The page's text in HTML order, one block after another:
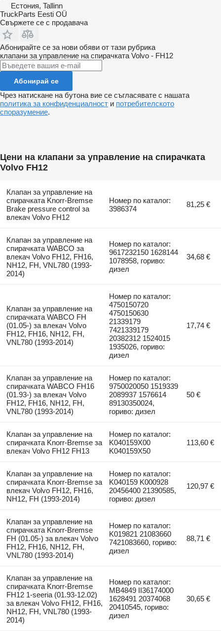
Естония, Tallinn
TruckParts Eesti OÜ
Свържете се с продавача
Абонирайте се за нови обяви от тази рубрика
клапани за управление на спирачката Volvo - FH12
Абонирай се
Чрез натискане на бутона вие се съгласявате с нашата
политика за конфиденциалност и потребителското
споразумение.
Цени на клапани за управление на спирачката
Volvo FH12
Клапан за управление на
спирачката Knorr-Bremse
Brake pressure control за
влекач Volvo FH12
Номер по каталог:
3986374
81,25 €
Клапан за управление на
спирачката WABCO за
влекач Volvo FH12, FH16,
NH12, FH, VNL780 (1993-
2014)
Номер по каталог:
9617232150 1628144
1078958, гориво:
дизел
34,68 €
Клапан за управление на
спирачката WABCO FH
(01.05-) за влекач Volvo
FH12, FH16, NH12, FH,
VNL780 (1993-2014)
Номер по каталог:
4750150720
4750150630
21339179
7421339179
20382312 1524015
1935026, гориво:
дизел
17,74 €
Клапан за управление на
спирачката WABCO FH16
(01.93-) за влекач Volvo
FH12, FH16, NH12, FH,
VNL780 (1993-2014)
Номер по каталог:
9750020050 1519339
2089937 1576614
89130350024,
гориво: дизел
50 €
Клапан за управление на
спирачката Knorr-Bremse за
влекач Volvo FH12 FH13
Номер по каталог:
K040159X00
K040159X50
113,60 €
Клапан за управление на
спирачката Knorr-Bremse за
влекач Volvo FH12, FH16,
NH12, FH (1993-2014)
Номер по каталог:
K040159 K000928
20456400 21390585,
гориво: дизел
120,97 €
Клапан за управление на
спирачката Knorr-Bremse
FH (01.05-) за влекач Volvo
FH12, FH16, NH12, FH,
VNL780 (1993-2014)
Номер по каталог:
K019821 21083660
7421083660, гориво:
дизел
88,71 €
Клапан за управление на
спирачката Knorr-Bremse
FH12 1-seeria (01.93-12.02)
за влекач Volvo FH12, FH16,
NH12, FH, VNL780 (1993-
2014)
Номер по каталог:
MB4849 II36174000
1628491 20374068
20410545, гориво:
дизел
30,65 €